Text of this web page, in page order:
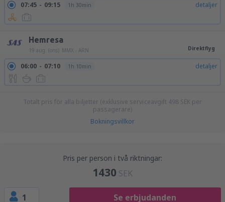
07:45 09:15 1h 30min detaljer
Hemresa
19 aug. (ons) MMX - ARN Direktflyg
06:00 07:10 1h 10min detaljer
Totalt pris för alla biljetter (exklusive serviceavgift 498 SEK per
passagerare)
Bokningsvillkor
Pris per person i två riktningar:
1430 SEK
1 Se erbjudanden